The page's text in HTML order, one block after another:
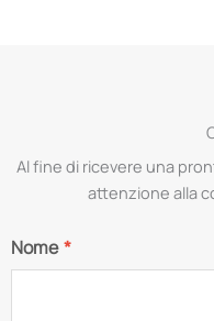
Al fine di ricevere una
attenzione alla
Nome*